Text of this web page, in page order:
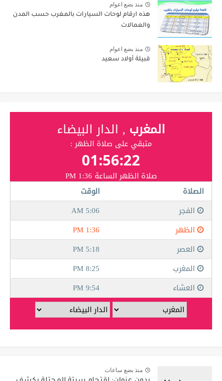
منذ بضع اعوام
هذه ارقام لوحات السيارات بالمغرب حسب المدن
والعمالات
منذ بضع اعوام
قبيلة أولاد سعيد
منذ بضع ساعات